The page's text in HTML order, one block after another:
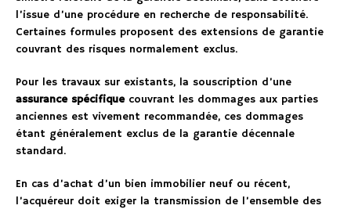
l’issue d’une procédure en recherche de responsabilité.
Certaines formules proposent des extensions de garantie
couvrant des risques normalement exclus.
Pour les travaux sur existants, la souscription d’une
assurance spécifiquecouvrant les dommages aux parties
anciennes est vivement recommandée, ces dommages
étant généralement exclus de la garantie décennale
standard.
En cas d’achat d’un bien immobilier neuf ou récent,
l’acquéreur doit exiger la transmission de l’ensemble des